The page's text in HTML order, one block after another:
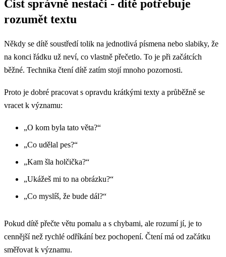
Číst správně nestačí - dítě potřebuje
rozumět textu
Někdy se dítě soustředí tolik na jednotlivá písmena nebo slabiky, že
na konci řádku už neví, co vlastně přečetlo. To je při začátcích
běžné. Technika čtení dítě zatím stojí mnoho pozornosti.
Proto je dobré pracovat s opravdu krátkými texty a průběžně se
vracet k významu:
„O kom byla tato věta?“
„Co udělal pes?“
„Kam šla holčička?“
„Ukážeš mi to na obrázku?“
„Co myslíš, že bude dál?“
Pokud dítě přečte větu pomalu a s chybami, ale rozumí jí, je to
cennější než rychlé odříkání bez pochopení. Čtení má od začátku
směřovat k významu.